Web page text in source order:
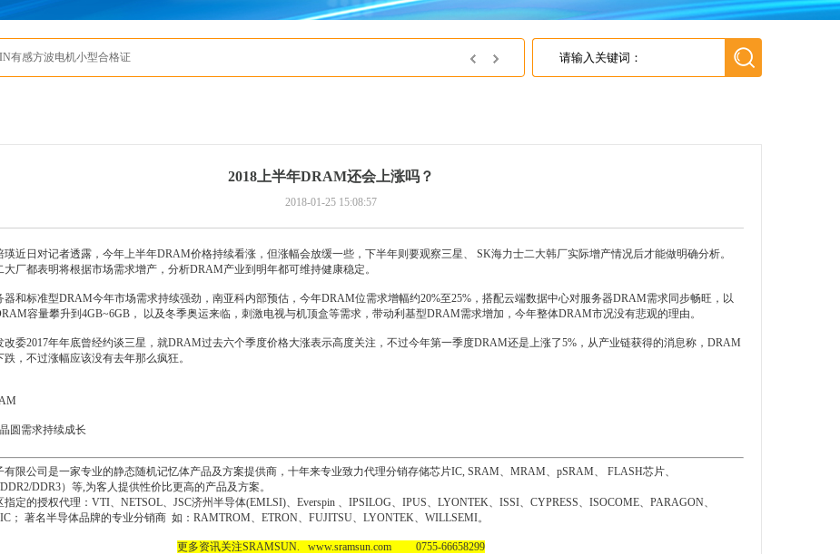
有感方波电机小型合格证 英尚微电子获得上海灵动微电子 2018年最佳代理商
2018上半年DRAM还会上涨吗？
2018-01-25 15:08:57
瑛近日对记者透露，今年上半年DRAM价格持续看涨，但涨幅会放缓一些，下半年则要观察三星、 SK海力士二大韩厂实际增产情况后才能做明确分析。
大厂都表明将根据市场需求增产，分析DRAM产业到明年都可维持健康稳定。
器和标准型DRAM今年市场需求持续强劲，南亚科内部预估，今年DRAM位需求增幅约20%至25%，搭配云端数据中心对服务器DRAM需求同步畅旺，以
容量攀升到4GB~6GB， 以及冬季奥运来临，刺激电视与机顶盒等需求，带动利基型DRAM需求增加，今年整体DRAM市况没有悲观的理由。
改委2017年年底曾经约谈三星，就DRAM过去六个季度价格大涨表示高度关注，不过今年第一季度DRAM还是上涨了5%，从产业链获得的消息称，DRAM
，不过涨幅应该没有去年那么疯狂。
圆需求持续成长
有限公司是一家专业的静态随机记忆体产品及方案提供商，十年来专业致力代理分销存储芯片IC, SRAM、MRAM、pSRAM、 FLASH芯片、
DDR3）等,为客人提供性价比更高的产品及方案。
定的授权代理：VTI、NETSOL、JSC济州半导体(EMLSI)、Everspin 、IPSILOG、IPUS、 LYONTEK、ISSI、CYPRESS、ISOCOME、PARAGON、
； 著名半导体品牌的专业分销商 如：RAMTROM、ETRON、FUJITSU、LYONTEK、WILLSEMI。
更多资讯关注SRAMSUN. www.sramsun.com 0755-66658299